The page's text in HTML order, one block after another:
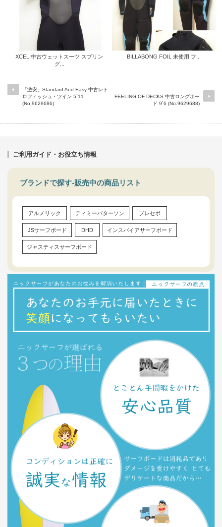
XCEL 中古ウェットスーツ スプリン
グ...
BILLABONG FOIL 未使用 フ...
「激安」Standard And Easy 中古レト
ロフィッシュ・ツイン 5`11
(No.9629686)
FEELING OF DECKS 中古ロングボー
ド 9`6 (No.9629688)
ご利用ガイド・お役立ち情報
ブランドで探す-販売中の商品リスト
アルメリック ティミーパターソン プレセボ
JSサーフボード DHD インスパイアサーフボード
ジャスティスサーフボード